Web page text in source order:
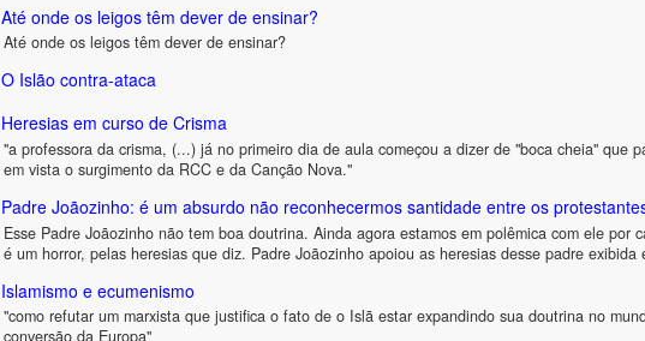
Até onde os leigos têm dever de ensinar?
Até onde os leigos têm dever de ensinar?
O Islão contra-ataca
Heresias em curso de Crisma
"a professora da crisma, (...) já no primeiro dia de aula começou a dizer de "boca cheia"
em vista o surgimento da RCC e da Canção Nova."
Padre Joãozinho: é um absurdo não reconhecermos santidade entre os
Esse Padre Joãozinho não tem boa doutrina. Ainda agora estamos em polêmica com ele
é um horror, pelas heresias que diz. Padre Joãozinho apoiou as heresias desse padre exibida
Islamismo e ecumenismo
"como refutar um marxista que justifica o fato de o Islã estar expandindo sua doutrina no
conversão da Europa"